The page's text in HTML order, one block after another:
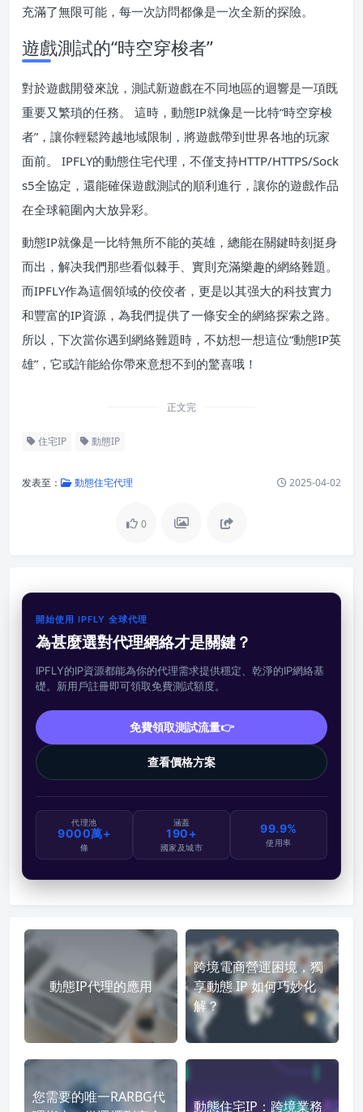
充滿了無限可能，每一次訪問都像是一次全新的探險。
遊戲測試的“時空穿梭者”
對於遊戲開發來說，測試新遊戲在不同地區的迴響是一項既
重要又繁瑣的任務。 這時，動態IP就像是一比特“時空穿梭
者”，讓你輕鬆跨越地域限制，將遊戲帶到世界各地的玩家
面前。 IPFLY的動態住宅代理，不僅支持HTTP/HTTPS/Sock
s5全協定，還能確保遊戲測試的順利進行，讓你的遊戲作品
在全球範圍內大放异彩。
動態IP就像是一比特無所不能的英雄，總能在關鍵時刻挺身
而出，解决我們那些看似棘手、實則充滿樂趣的網絡難題。
而IPFLY作為這個領域的佼佼者，更是以其强大的科技實力
和豐富的IP資源，為我們提供了一條安全的網絡探索之路。
所以，下次當你遇到網絡難題時，不妨想一想這位“動態IP英
雄”，它或許能給你帶來意想不到的驚喜哦！
正文完
住宅IP 動態IP
发表至： 動態住宅代理 2025-04-02
0
開始使用 IPFLY 全球代理
為甚麼選對代理網絡才是關鍵？
IPFLY的IP資源都能為你的代理需求提供穩定、乾淨的IP網絡基
礎。新用戶註冊即可領取免費測試額度。
免費領取測試流量👉
查看價格方案
代理池
9000萬+
條
涵蓋
190+
國家及城市
99.9%
使用率
動態IP代理的應用
跨境電商營運困境，獨
享動態 IP 如何巧妙化
解？
您需要的唯一RARBG代
動態住宅IP：跨境業務